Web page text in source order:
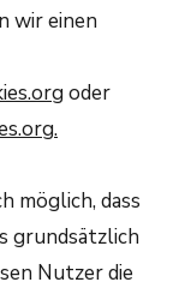
wir einen
oder
möglich, dass
grundsätzlich
Nutzer die